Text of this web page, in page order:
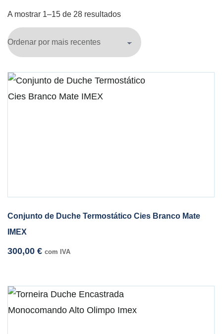
A mostrar 1–15 de 28 resultados
Conjunto de Duche Termostático Cies Branco Mate
IMEX
300,00 € com IVA